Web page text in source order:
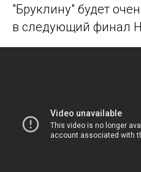
"Бруклину" будет
в следующий финал